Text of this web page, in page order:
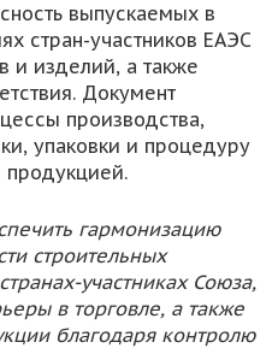
выпускаемых в
стран-участников ЕАЭС
и изделий, а также
Документ
производства,
упаковки и процедуру
продукцией.
гармонизацию
строительных
участниках Союза,
в торговле, а также
благодаря контролю